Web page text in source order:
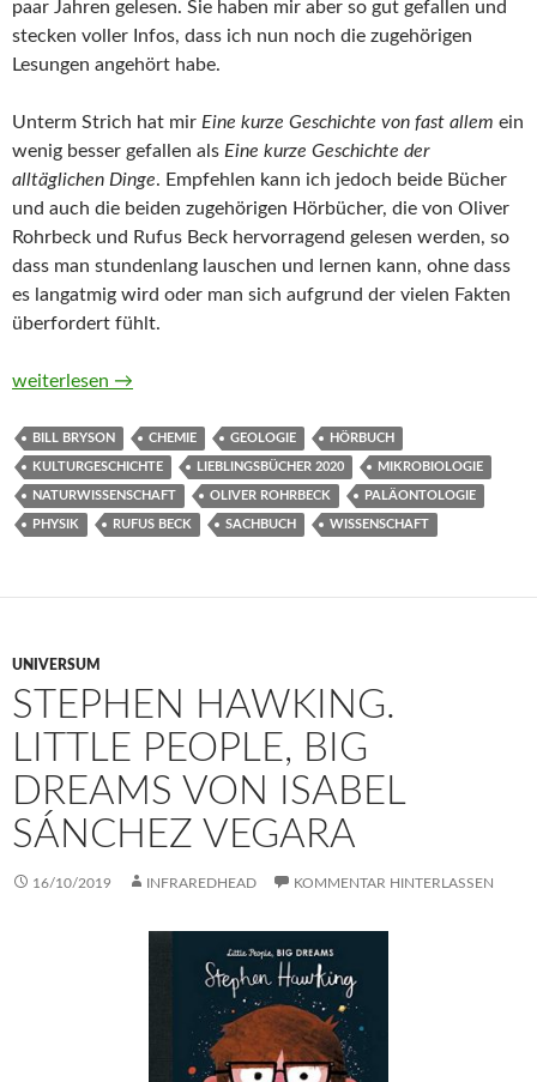
paar Jahren gelesen. Sie haben mir aber so gut gefallen und
stecken voller Infos, dass ich nun noch die zugehörigen
Lesungen angehört habe.
Unterm Strich hat mir Eine kurze Geschichte von fast allem ein
wenig besser gefallen als Eine kurze Geschichte der
alltäglichen Dinge. Empfehlen kann ich jedoch beide Bücher
und auch die beiden zugehörigen Hörbücher, die von Oliver
Rohrbeck und Rufus Beck hervorragend gelesen werden, so
dass man stundenlang lauschen und lernen kann, ohne dass
es langatmig wird oder man sich aufgrund der vielen Fakten
überfordert fühlt.
Die große Bill-Bryson-Box. Eine kurze Geschichte von fast
weiterlesen →
BILL BRYSON CHEMIE GEOLOGIE HÖRBUCH
KULTURGESCHICHTE LIEBLINGSBÜCHER 2020 MIKROBIOLOGIE
NATURWISSENSCHAFT OLIVER ROHRBECK PALÄONTOLOGIE
PHYSIK RUFUS BECK SACHBUCH WISSENSCHAFT
UNIVERSUM
STEPHEN HAWKING.
LITTLE PEOPLE, BIG
DREAMS VON ISABEL
SÁNCHEZ VEGARA
16/10/2019 INFRAREDHEAD KOMMENTAR HINTERLASSEN